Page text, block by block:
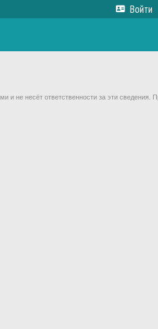
Войти
и не несёт ответственности за эти сведения.